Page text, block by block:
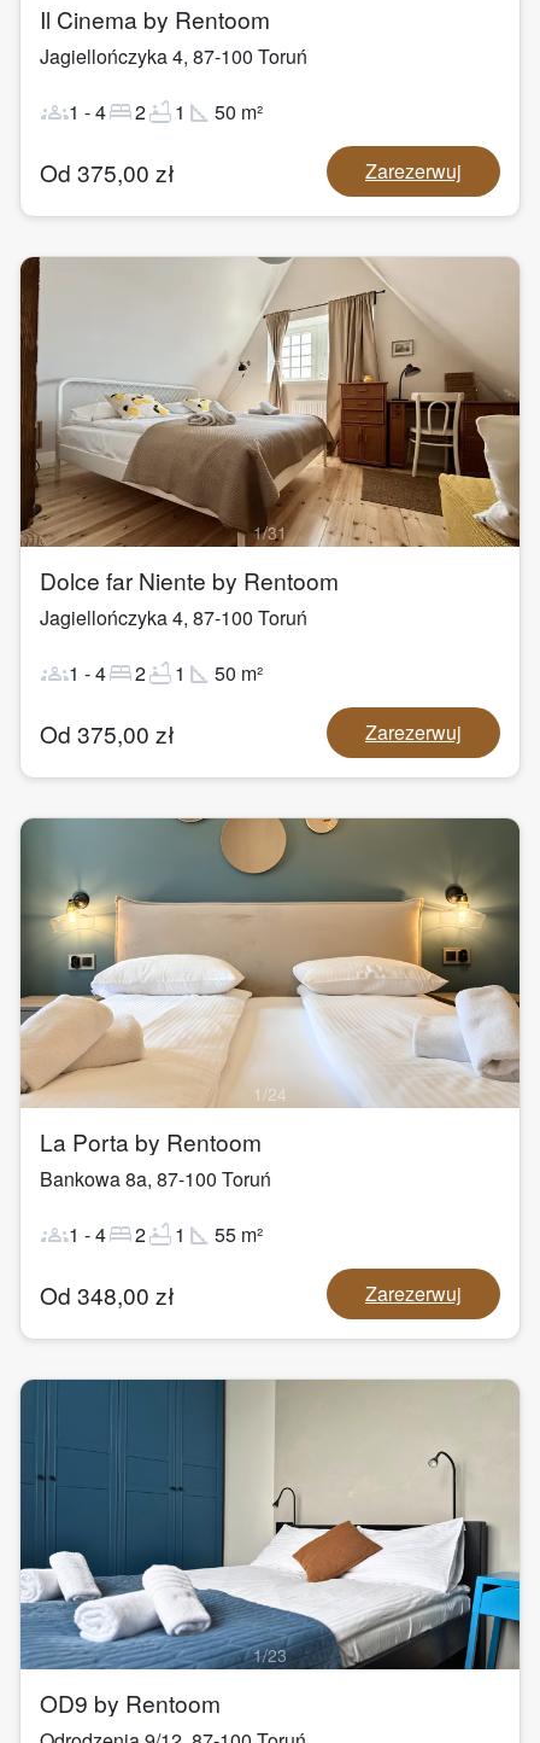
Il Cinema by Rentoom
Jagiellończyka 4, 87-100 Toruń
groups1 -4bed2bathtub1 square_foot 50 m²
Od 375,00 zł Zarezerwuj
1/31
Dolce far Niente by Rentoom
Jagiellończyka 4, 87-100 Toruń
groups1 -4bed2bathtub1 square_foot 50 m²
Od 375,00 zł Zarezerwuj
1/24
La Porta by Rentoom
Bankowa 8a, 87-100 Toruń
groups1 -4bed2bathtub1 square_foot 55 m²
Od 348,00 zł Zarezerwuj
1/23
OD9 by Rentoom